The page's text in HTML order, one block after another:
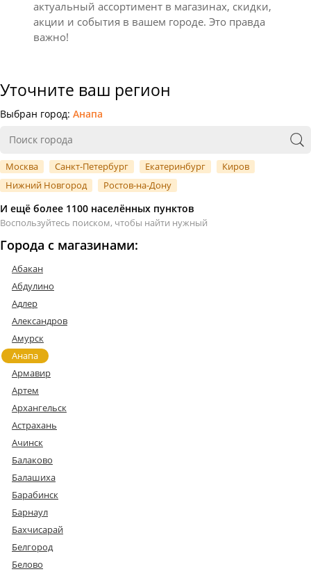
актуальный ассортимент в магазинах, скидки,
акции и события в вашем городе. Это правда
важно!
Уточните ваш регион
Выбран город: Анапа
Москва Санкт-Петербург Екатеринбург
Киров
Нижний Новгород
Ростов-на-Дону
И ещё более 1100 населённых пунктов
Воспользуйтесь поиском, чтобы найти нужный
Города с магазинами:
Абакан
Абдулино
Адлер
Александров
Амурск
Анапа
Армавир
Артем
Архангельск
Астрахань
Ачинск
Балаково
Балашиха
Барабинск
Барнаул
Бахчисарай
Белгород
Белово